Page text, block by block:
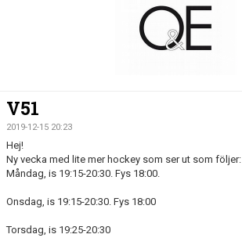
TRUPPEN
BILDGALLERI
KONTAKT
V51
2019-12-15 20:23
Hej!
Ny vecka med lite mer hockey som ser ut som följer:
Måndag, is 19:15-20:30. Fys 18:00.
Onsdag, is 19:15-20:30. Fys 18:00
Torsdag, is 19:25-20:30